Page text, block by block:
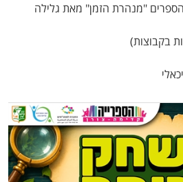
"מנהרת הזמן" מאת גלילה
בקבוצות)